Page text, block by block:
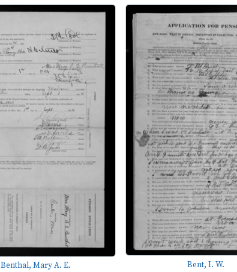
Benthal, Mary A. E. Bent, I. W.